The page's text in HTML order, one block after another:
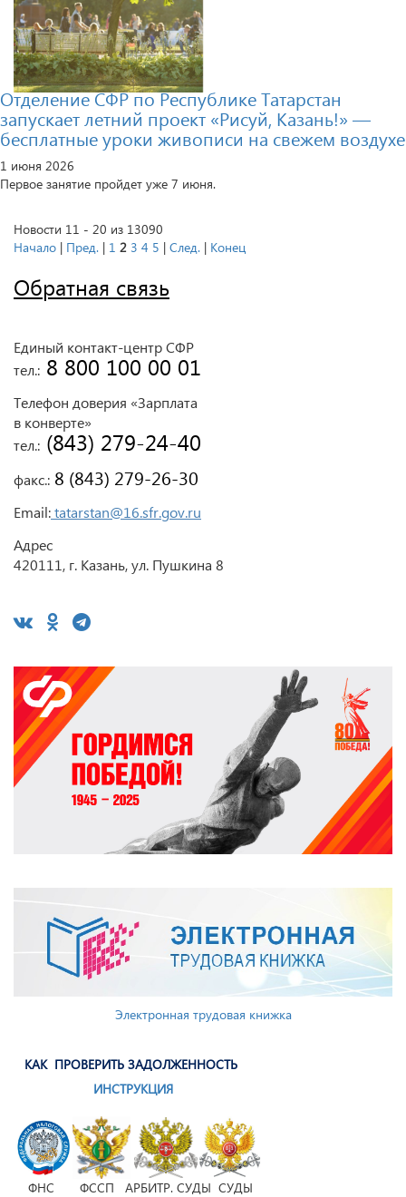
Отделение СФР по Республике Татарстан
запускает летний проект «Рисуй, Казань!» —
бесплатные уроки живописи на свежем воздухе
1 июня 2026
Первое занятие пройдет уже 7 июня.
Новости 11 - 20 из 13090
Начало | Пред. | 1 2 3 4 5 | След. | Конец
Обратная связь
Единый контакт-центр СФР
тел.: 8 800 100 00 01
Телефон доверия «Зарплата
в конверте»
тел.: (843) 279-24-40
факс.: 8 (843) 279-26-30
Email:tatarstan@16.sfr.gov.ru
Адрес
420111, г. Казань, ул. Пушкина 8
Электронная трудовая книжка
КАК ПРОВЕРИТЬ ЗАДОЛЖЕННОСТЬ
ИНСТРУКЦИЯ
ФНС ФССП АРБИТР. СУДЫ СУДЫ